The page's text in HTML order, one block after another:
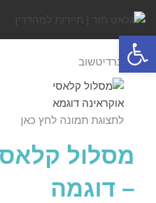
לתצוגת תמונה לחץ כאן
מסלול
– דוגמה
פתח סרגל נגישות